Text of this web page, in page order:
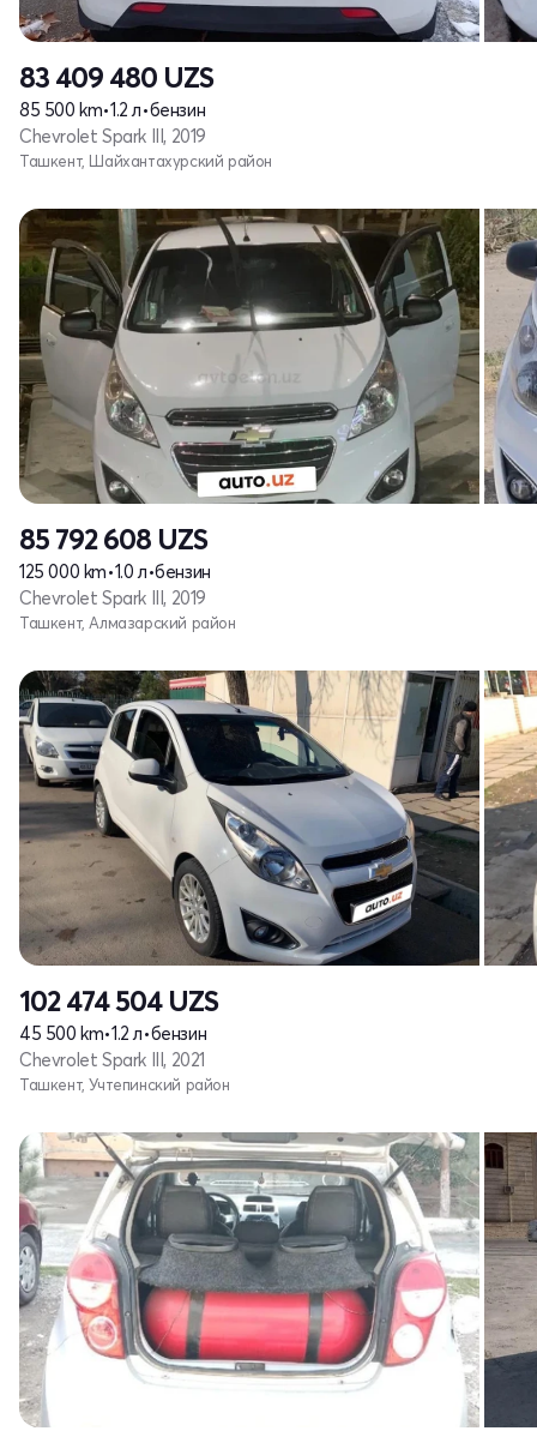
83 409 480 UZS
85 500 km•1.2 л•бензин
Chevrolet Spark III, 2019
Ташкент, Шайхантахурский район
85 792 608 UZS
125 000 km•1.0 л•бензин
Chevrolet Spark III, 2019
Ташкент, Алмазарский район
102 474 504 UZS
45 500 km•1.2 л•бензин
Chevrolet Spark III, 2021
Ташкент, Учтепинский район